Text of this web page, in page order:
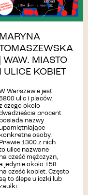
MARYNA
| WAW. MIASTO
I ULICE KOBIET
Warszawie jest
ulic i placów,
czego około
procent
posiada nazwy
konkretne osoby.
Prawie 1300 z nich
ulice nazwane
cześć mężczyzn,
jedynie około 158
cześć kobiet. Często
to ślepe uliczki lub